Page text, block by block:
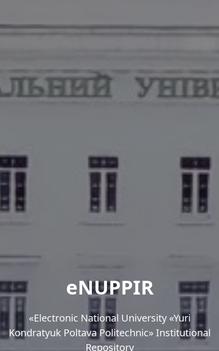
eNUPPIR
«Еlectronic National University «Yuri
Kondratyuk Poltava Politechnic» Institutional
Repository